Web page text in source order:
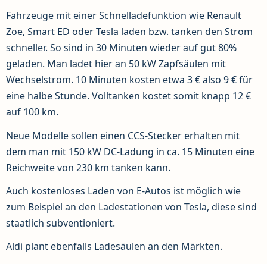
Fahrzeuge mit einer Schnelladefunktion wie Renault
Zoe, Smart ED oder Tesla laden bzw. tanken den Strom
schneller. So sind in 30 Minuten wieder auf gut 80%
geladen. Man ladet hier an 50 kW Zapfsäulen mit
Wechselstrom. 10 Minuten kosten etwa 3 € also 9 € für
eine halbe Stunde. Volltanken kostet somit knapp 12 €
auf 100 km.
Neue Modelle sollen einen CCS-Stecker erhalten mit
dem man mit 150 kW DC-Ladung in ca. 15 Minuten eine
Reichweite von 230 km tanken kann.
Auch kostenloses Laden von E-Autos ist möglich wie
zum Beispiel an den Ladestationen von Tesla, diese sind
staatlich subventioniert.
Aldi plant ebenfalls Ladesäulen an den Märkten.